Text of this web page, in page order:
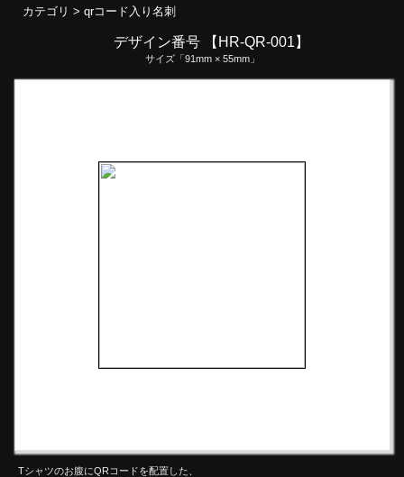
カテゴリ > qrコード入り名刺
デザイン番号 【HR-QR-001】
サイズ「91mm × 55mm」
Tシャツのお腹にQRコードを配置した、